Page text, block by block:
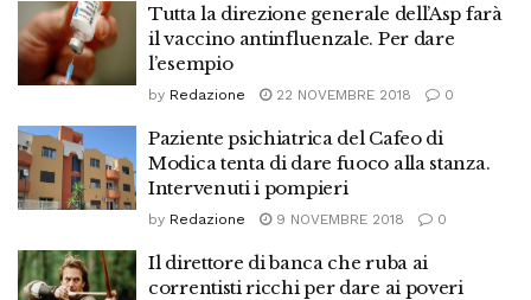
Tutta la direzione generale dell’Asp farà
il vaccino antinfluenzale. Per dare
l’esempio
by Redazione 22 NOVEMBRE 2018 0
Paziente psichiatrica del Cafeo di
Modica tenta di dare fuoco alla stanza.
Intervenuti i pompieri
by Redazione 9 NOVEMBRE 2018 0
Il direttore di banca che ruba ai
correntisti ricchi per dare ai poveri